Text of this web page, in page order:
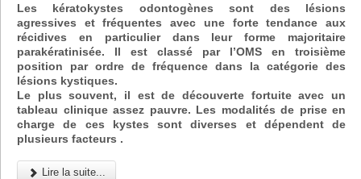
Les kératokystes odontogènes sont des lésions
agressives et fréquentes avec une forte tendance aux
récidives en particulier dans leur forme majoritaire
parakératinisée. Il est classé par l’OMS en troisième
position par ordre de fréquence dans la catégorie des
lésions kystiques.
Le plus souvent, il est de découverte fortuite avec un
tableau clinique assez pauvre. Les modalités de prise en
charge de ces kystes sont diverses et dépendent de
plusieurs facteurs .
Lire la suite...